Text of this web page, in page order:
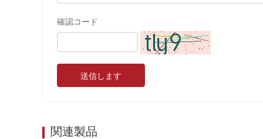
確認コード
送信します
関連製品